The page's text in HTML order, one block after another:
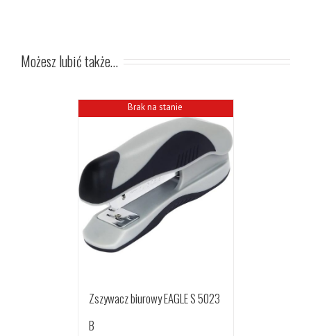
Możesz lubić także…
Brak na stanie
Zszywacz biurowy EAGLE S 5023
B